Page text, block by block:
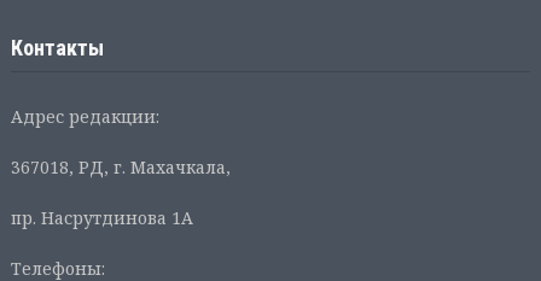
Контакты
Адрес редакции:
367018, РД, г. Махачкала,
пр. Насрутдинова 1А
Телефоны: